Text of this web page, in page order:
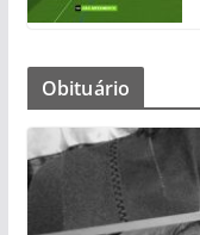
Obituário